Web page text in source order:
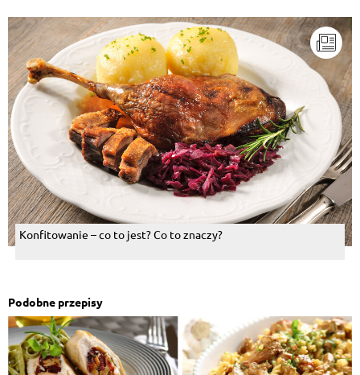
Konfitowanie – co to jest? Co to znaczy?
Podobne przepisy